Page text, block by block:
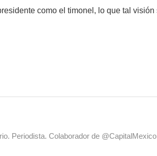
como el timonel, lo que tal
Periodista. Colaborador de